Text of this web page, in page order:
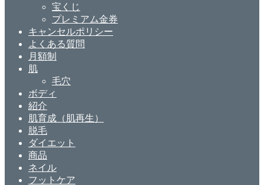
宝くじ
プレミアム金券
キャンセルポリシー
よくある質問
月額制
肌
毛穴
ボディ
紹介
肌育成（肌再生）
脱毛
ダイエット
商品
ネイル
フットケア